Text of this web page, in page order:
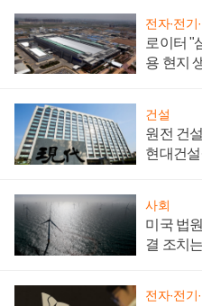
전자·전기
로이터 "
용 현지
건설
원전 건
현대건
사회
미국 법
결 조치
전자·전기